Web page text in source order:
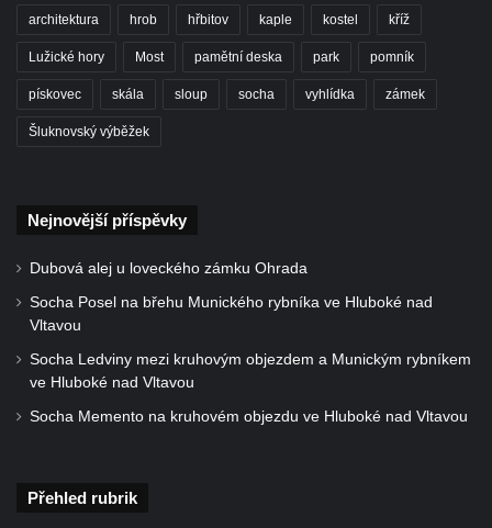
Socha Faun s medvíďaty v ZOO Dresden
Socha divokého prasete před vstupem do
Vltavou
a 30. výročí listopadu 1989 v Hrobčicích
Boží muka v parku před domem čp. 17 v
Hrobčicích
Sochy „Klaun a dívenka“ v parku v centru
Hrobčic
Socha svatého Antonína poustevníka v
architektura hrob hřbitov kaple kostel kříž
Lužické hory Most pamětní deska park pomník
pískovec skála sloup socha vyhlídka zámek
Šluknovský výběžek
Nejnovější příspěvky
Dubová alej u loveckého zámku Ohrada
Socha Posel na břehu Munického rybníka ve Hluboké nad
Vltavou
Socha Ledviny mezi kruhovým objezdem a Munickým rybníkem
ve Hluboké nad Vltavou
Socha Memento na kruhovém objezdu ve Hluboké nad Vltavou
Přehled rubrik